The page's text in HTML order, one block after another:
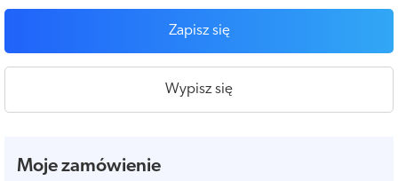
Zapisz się
Wypisz się
Moje zamówienie